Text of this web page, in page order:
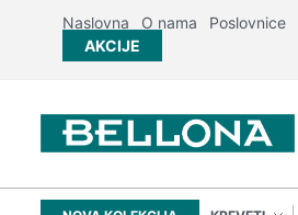
Naslovna O nama Poslovnice
AKCIJE